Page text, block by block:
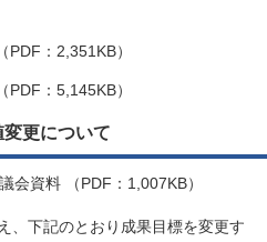
：2,351KB）
：5,145KB）
更について
会資料 （PDF：1,007KB）
、下記のとおり成果目標を変更す